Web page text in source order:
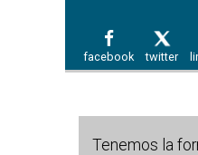
facebook twitter
Tenemos la